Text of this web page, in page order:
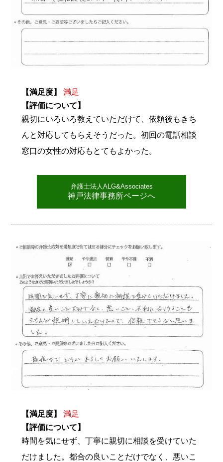
【満足度】
満足
【評価について】
親切にいろいろ教えていただけて、依頼後もきち
んと対応してもらえそうだった。初回の電話相談
窓口の女性の対応もとてもよかった。
弁護士法人ALG&Associates
神戸法律事務所ページへ
【満足度】
満足
【評価について】
時間を気にせず、丁寧に親切に相談を受けていた
だけました。都合の良いことだけでなく、悪いこ